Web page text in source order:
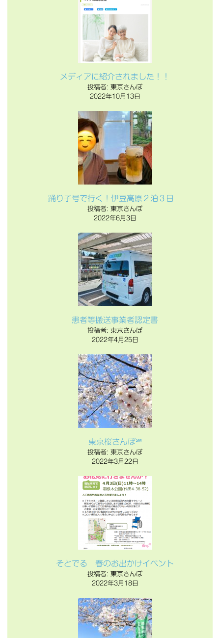
メディアに紹介されました！！
投稿者: 東京さんぽ
2022年10月13日
踊り子号で行く！伊豆高原２泊３日
投稿者: 東京さんぽ
2022年6月3日
患者等搬送事業者認定書
投稿者: 東京さんぽ
2022年4月25日
東京桜さんぽ℠
投稿者: 東京さんぽ
2022年3月22日
そとでる 春のお出かけイベント
投稿者: 東京さんぽ
2022年3月18日